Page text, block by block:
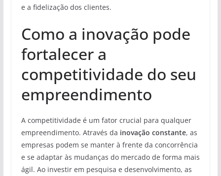
e a fidelização dos clientes.
Como a inovação pode
fortalecer a
competitividade do seu
empreendimento
A competitividade é um fator crucial para qualquer
empreendimento. Através da inovação constante, as
empresas podem se manter à frente da concorrência
e se adaptar às mudanças do mercado de forma mais
ágil. Ao investir em pesquisa e desenvolvimento, as